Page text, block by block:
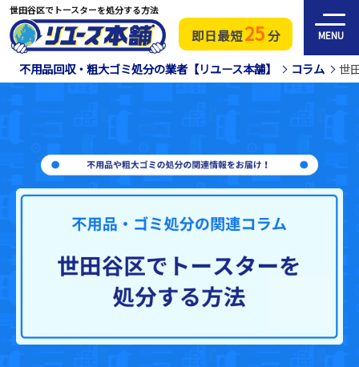
即日最短25分 MENU
世田谷区でトースターを処分する方法
不用品回収・粗大ゴミ処分の業者【リユース本舗】 コラム 世